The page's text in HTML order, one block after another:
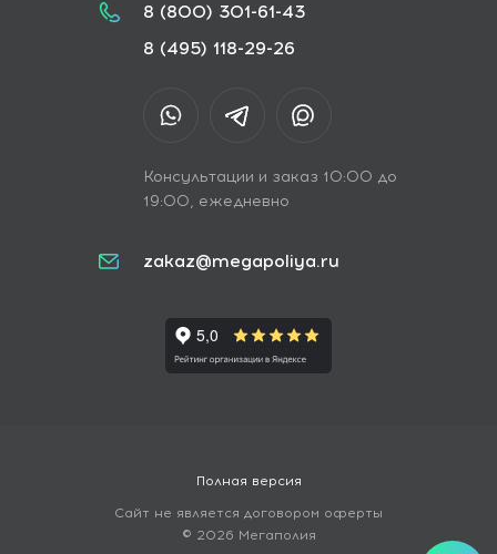
8 (800) 301-61-43
8 (495) 118-29-26
Консультации и заказ 10:00 до
19:00, ежедневно
zakaz@megapoliya.ru
Полная версия
Сайт не является договором оферты
© 2026 Мегаполия